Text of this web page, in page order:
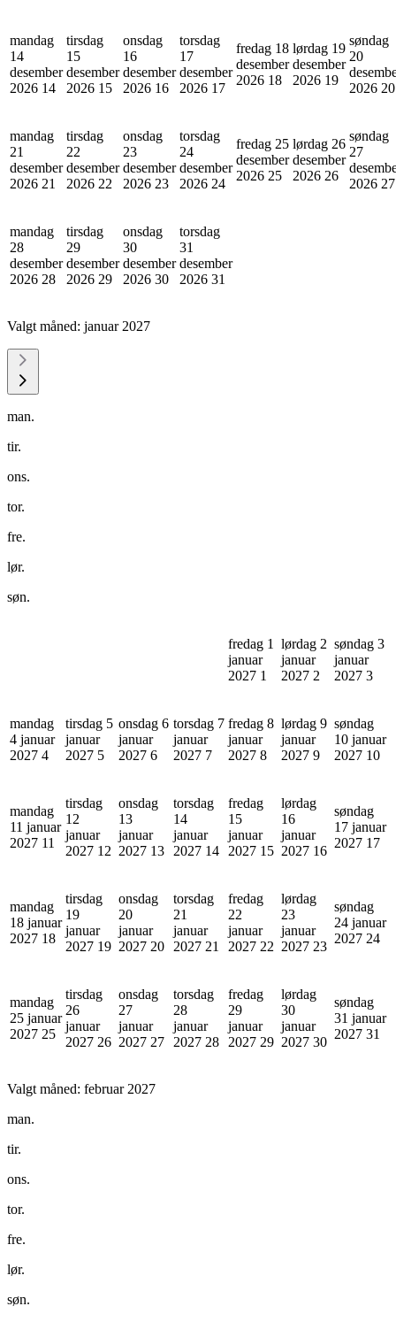
mandag
14
desember
2026 14
tirsdag
15
desember
2026 15
onsdag
16
desember
2026 16
torsdag
17
desember
2026 17
fredag 18
desember
2026 18
lørdag 19
desember
2026 19
søndag
20
2026 20
mandag
21
desember
2026 21
tirsdag
22
desember
2026 22
onsdag
23
desember
2026 23
torsdag
24
desember
2026 24
fredag 25
desember
2026 25
lørdag 26
desember
2026 26
søndag
27
2026 27
mandag
28
desember
2026 28
tirsdag
29
desember
2026 29
onsdag
30
desember
2026 30
torsdag
31
desember
2026 31
Valgt måned: januar 2027
man.
tir.
ons.
tor.
fre.
lør.
søn.
fredag 1
januar
2027 1
lørdag 2
januar
2027 2
søndag 3
januar
2027 3
mandag
4 januar
2027 4
tirsdag 5
januar
2027 5
onsdag 6
januar
2027 6
torsdag 7
januar
2027 7
fredag 8
januar
2027 8
lørdag 9
januar
2027 9
søndag
10 januar
2027 10
mandag
11 januar
2027 11
tirsdag
12
januar
2027 12
onsdag
13
januar
2027 13
torsdag
14
januar
2027 14
fredag
15
januar
2027 15
lørdag
16
januar
2027 16
søndag
17 januar
2027 17
mandag
18 januar
2027 18
tirsdag
19
januar
2027 19
onsdag
20
januar
2027 20
torsdag
21
januar
2027 21
fredag
22
januar
2027 22
lørdag
23
januar
2027 23
søndag
24 januar
2027 24
mandag
25 januar
2027 25
tirsdag
26
januar
2027 26
onsdag
27
januar
2027 27
torsdag
28
januar
2027 28
fredag
29
januar
2027 29
lørdag
30
januar
2027 30
søndag
31 januar
2027 31
Valgt måned: februar 2027
man.
tir.
ons.
tor.
fre.
lør.
søn.